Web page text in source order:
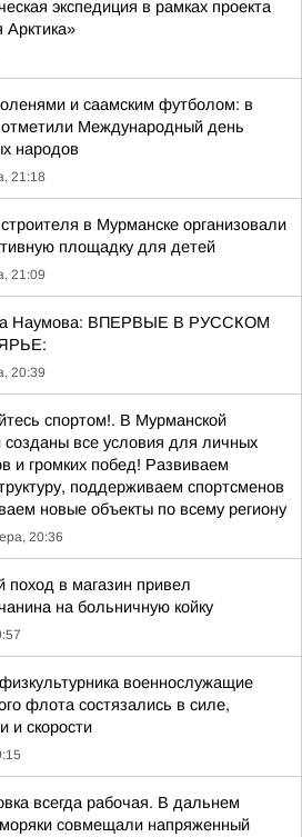
экспедиция в рамках проекта
Арктика»
и саамским футболом: в
Международный день
народов
21:18
в Мурманске организовали
площадку для детей
21:09
Наумова: ВПЕРВЫЕ В РУССКОМ
20:39
спортом!. В Мурманской
созданы все условия для личных
и громких побед! Развиваем
поддерживаем спортсменов
новые объекты по всему региону
20:36
поход в магазин привел
на больничную койку
военнослужащие
флота состязались в силе,
и скорости
всегда рабочая. В дальнем
совмещали напряженный